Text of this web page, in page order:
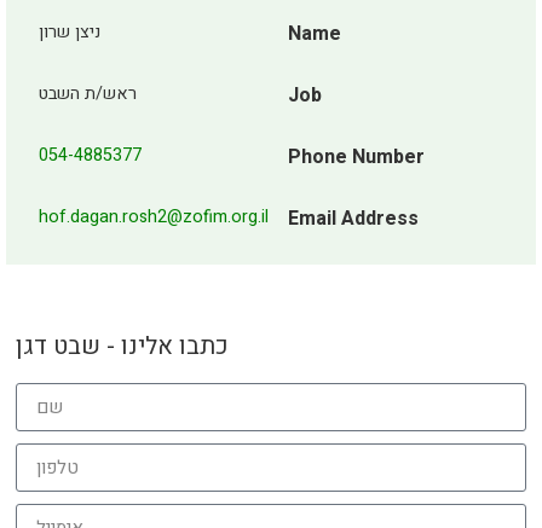
Name ניצן שרון
Job ראש/ת השבט
Phone Number
054-4885377
Email Address
hof.dagan.rosh2@zofim.org.il
כתבו אלינו - שבט דגן